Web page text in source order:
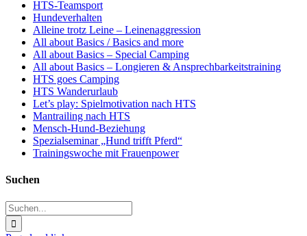
HTS-Teamsport
Hundeverhalten
Alleine trotz Leine – Leinenaggression
All about Basics / Basics and more
All about Basics – Special Camping
All about Basics – Longieren & Ansprechbarkeitstraining
HTS goes Camping
HTS Wanderurlaub
Let’s play: Spielmotivation nach HTS
Mantrailing nach HTS
Mensch-Hund-Beziehung
Spezialseminar „Hund trifft Pferd“
Trainingswoche mit Frauenpower
Suchen
Suche
nach: